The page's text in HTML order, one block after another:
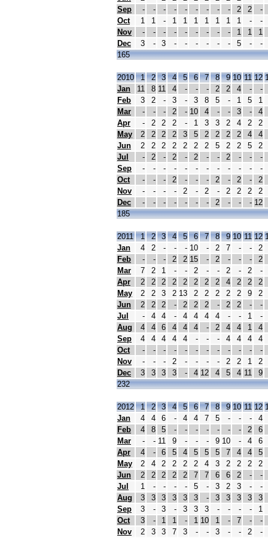
Sep
- - - - - - - - - 2 2
-
Oct
1 1 - 1 1 1 1 1 1 1 -
-
Nov
- - - - - - - - - 1 1
1
Dec
3 - 3 - - - - - - 5 -
-
165
2010 1 2 3 4 5 6 7 8 9 10 11 12
Jan
11 8 11 4 - - - 2 2 4 -
-
Feb
3 2 - 3 - 3 8 5 - 1 5
1
Mar
- - - 2 - 10 4 - - 3 -
4
Apr
- 2 2 2 - 1 3 3 2 4 2
2
May
2 2 2 2 3 5 2 2 2 2 4
4
Jun
2 2 2 2 2 2 2 5 2 2 5
2
Jul
- 2 - 2 - 2 - - 2 - -
-
Sep
- - - - - - - - - - -
-
Oct
- - - 2 - - - 2 - 2 -
2
Nov
- - - - 2 - 2 - 2 2 2
2
Dec
- - - - - - - 2 - - - 12
185
2011 1 2 3 4 5 6 7 8 9 10 11 12
Jan
4 2 - - - 10 - 2 7 - -
2
Feb
- - - 2 2 15 - 2 - - -
2
Mar
7 2 1 - - 2 - - 2 - 2
-
Apr
2 2 2 2 2 2 2 2 4 2 2
2
May
2 2 3 2 13 2 2 2 2 2 9
2
Jun
2 2 2 - 2 2 2 - 2 2 -
-
Jul
- 4 4 - 4 4 4 4 - - 1
-
Aug
4 4 6 4 4 4 - 2 4 4 1
4
Sep
4 4 4 4 4 - - - 4 4 4
4
Oct
- - - - - - - - - - -
-
Nov
- - - 2 - - - - 2 2 1
2
Dec
3 3 3 3 - 4 12 4 5 4 11
9
232
2012 1 2 3 4 5 6 7 8 9 10 11 12
Jan
4 4 6 - 4 4 7 5 - - -
4
Feb
4 8 5 - - - - - - - 2
6
Mar
- - 11 9 - - - 9 10 - 4
6
Apr
4 - 6 5 4 5 5 5 7 4 4
5
May
2 4 2 2 2 2 4 3 2 2 2
2
Jun
2 2 2 2 2 7 7 6 6 2 -
-
Jul
1 - - - - 5 - 3 2 3 -
-
Aug
3 3 3 3 3 3 - 3 3 3 3
3
Sep
3 - 3 - 3 3 3 - - - -
1
Oct
3 - 1 1 - 1 10 1 - 7 -
-
Nov
2 3 3 7 3 - - 3 - - 2
-